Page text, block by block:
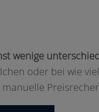
weni­ge
oder bei wie